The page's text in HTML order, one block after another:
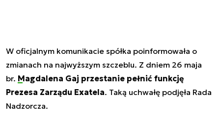
W oficjalnym komunikacie spółka poinformowała o
zmianach na najwyższym szczeblu. Z dniem 26 maja
br. Magdalena Gaj przestanie pełnić funkcję
Prezesa Zarządu Exatela. Taką uchwałę podjęła Rada
Nadzorcza.